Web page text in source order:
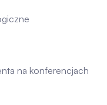
na konferencjach